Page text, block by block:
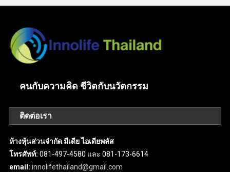
คนกับความคิด ชีวิตกับนวัตกรรม
ติดต่อเรา
ห้างหุ้นส่วนจำกัด มีเดีย ไอเดียพลัส
โทรศัพท์: 081-497-4580 และ 081-173-6614
email: innolifethailand@gmail.com